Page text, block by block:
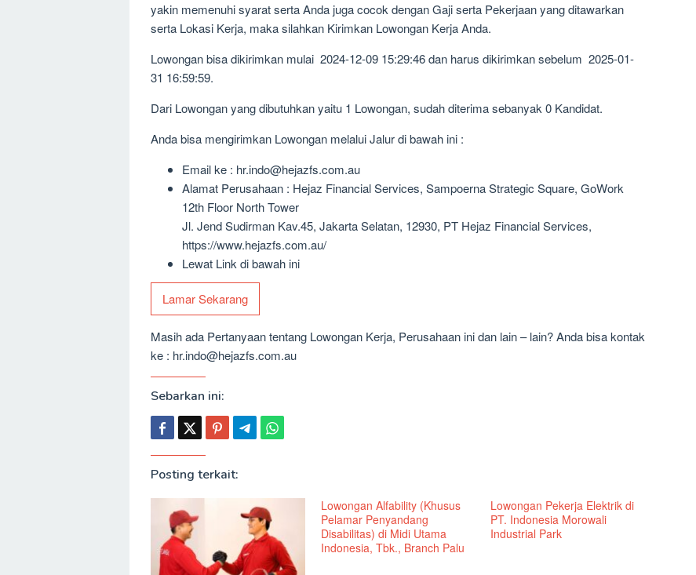
yakin memenuhi syarat serta Anda juga cocok dengan Gaji serta Pekerjaan yang ditawarkan
serta Lokasi Kerja, maka silahkan Kirimkan Lowongan Kerja Anda.
Lowongan bisa dikirimkan mulai 2024-12-09 15:29:46 dan harus dikirimkan sebelum 2025-01-
31 16:59:59.
Dari Lowongan yang dibutuhkan yaitu 1 Lowongan, sudah diterima sebanyak 0 Kandidat.
Anda bisa mengirimkan Lowongan melalui Jalur di bawah ini :
Email ke : hr.indo@hejazfs.com.au
Alamat Perusahaan : Hejaz Financial Services, Sampoerna Strategic Square, GoWork
12th Floor North Tower
Jl. Jend Sudirman Kav.45, Jakarta Selatan, 12930, PT Hejaz Financial Services,
https://www.hejazfs.com.au/
Lewat Link di bawah ini
Lamar Sekarang
Masih ada Pertanyaan tentang Lowongan Kerja, Perusahaan ini dan lain – lain? Anda bisa kontak
ke : hr.indo@hejazfs.com.au
Sebarkan ini:
Posting terkait:
Lowongan Alfability (Khusus
Pelamar Penyandang
Disabilitas) di Midi Utama
Indonesia, Tbk., Branch Palu
Lowongan Pekerja Elektrik di
PT. Indonesia Morowali
Industrial Park